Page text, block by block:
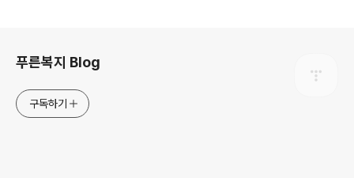
푸른복지 Blog
구독하기